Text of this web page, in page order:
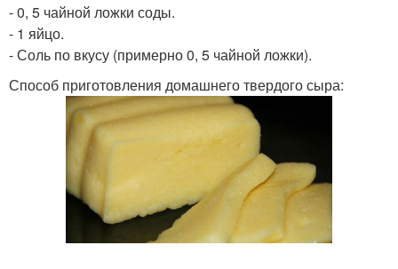
- 0, 5 чайной ложки соды.
- 1 яйцо.
- Соль по вкусу (примерно 0, 5 чайной ложки).
Способ приготовления домашнего твердого сыра: